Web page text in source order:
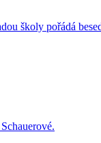
školy pořádá